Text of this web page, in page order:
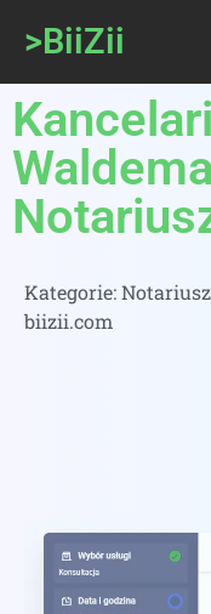
>BiiZii
Kategorie:
biizii.com